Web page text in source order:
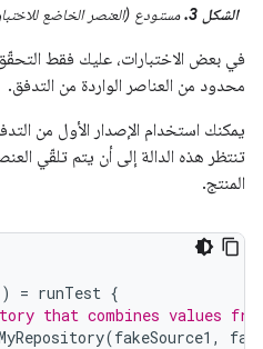
الشكل 3. مستودع (العنصر الخاضع
في بعض الاختبارات، عليك فقط
محدود من العناصر الواردة من التدفق.
يمكنك استخدام الإصدار الأول من
تنتظر هذه الدالة إلى أن يتم تلقّي
المنتج.
= runTest {
that combines values
(fakeSource1 ,